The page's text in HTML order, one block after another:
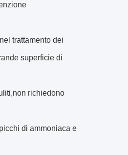
trattamento dei
superficie di
richiedono
di ammoniaca e